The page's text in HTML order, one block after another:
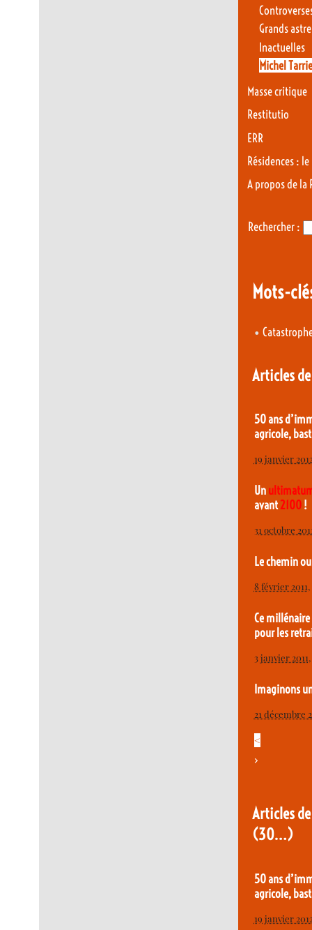
Grands
Inactuelles
Michel
Masse critique
Restitutio
ERR
Résidences :
A propos de la
Rechercher :
Mots-
•
Articles
50 ans
agricole,
19 janvier
Un
avant2100!
31 octobre
Le chemin
8 février 2011
Ce
pour les
3 janvier 2011
Imaginons
21 décembre
<
>
Articles
(30…)
50 ans
agricole,
19 janvier